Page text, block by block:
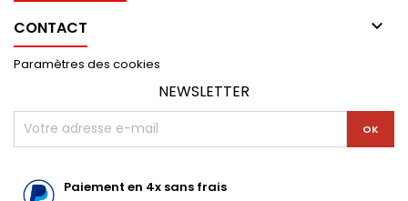
CONTACT 
Paramètres des cookies
NEWSLETTER
Paiement en 4x sans frais